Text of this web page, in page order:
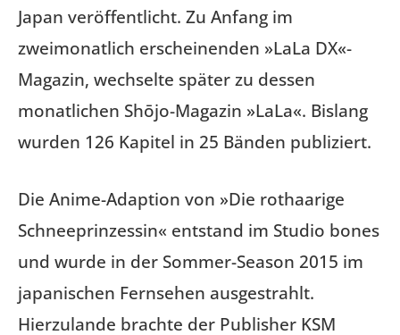
Japan veröffentlicht. Zu Anfang im
zweimonatlich erscheinenden »LaLa DX«-
Magazin, wechselte später zu dessen
monatlichen Shōjo-Magazin »LaLa«. Bislang
wurden 126 Kapitel in 25 Bänden publiziert.
Die Anime-Adaption von »Die rothaarige
Schneeprinzessin« entstand im Studio bones
und wurde in der Sommer-Season 2015 im
japanischen Fernsehen ausgestrahlt.
Hierzulande brachte der Publisher KSM